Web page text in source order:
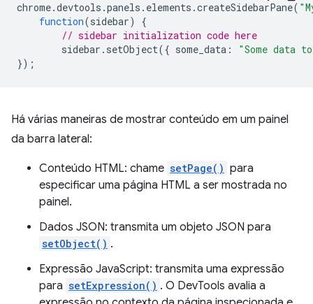
chrome.devtools .panels . elements .createSidebarPane(
function(sidebar)
{
// sidebar initialization code here
sidebar . setObject({ some_data :
"Some data
});
Há várias maneiras de mostrar conteúdo em um painel
da barra lateral:
Conteúdo HTML: chame setPage() para
especificar uma página HTML a ser mostrada no
painel.
Dados JSON: transmita um objeto JSON para
setObject() .
Expressão JavaScript: transmita uma expressão
para setExpression() . O DevTools avalia a